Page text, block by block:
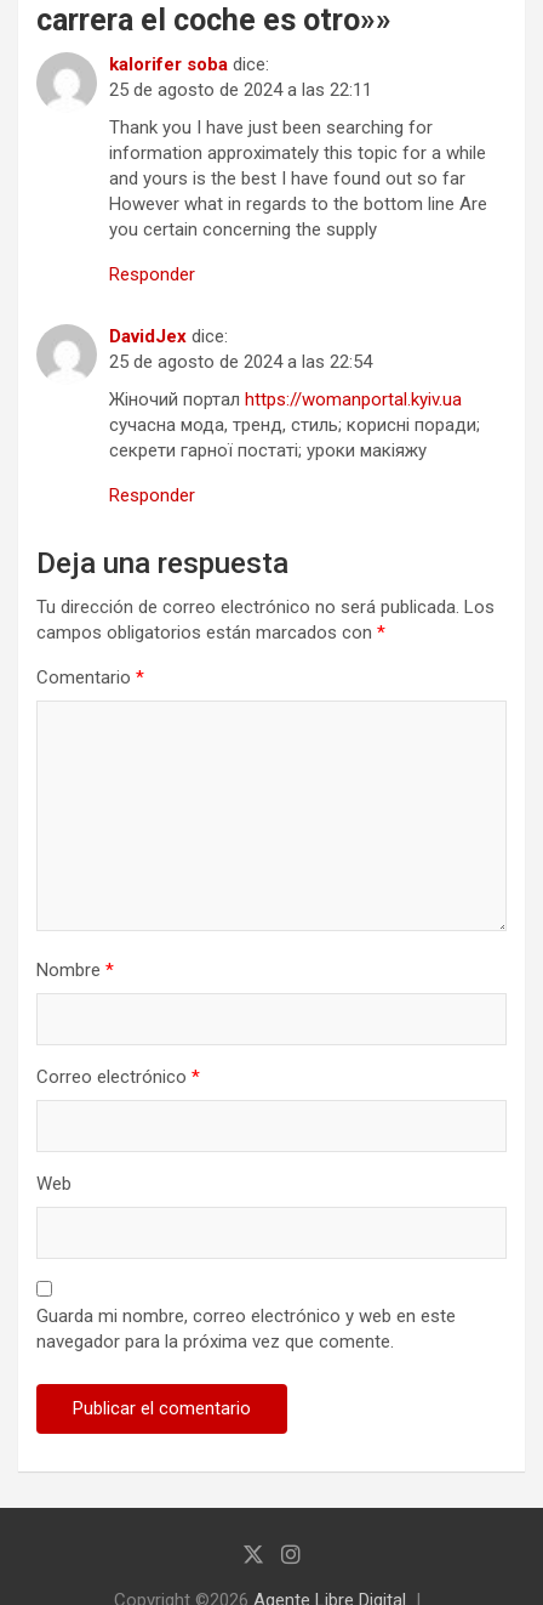
carrera el coche es otro»»
kalorifer soba dice:
25 de agosto de 2024 a las 22:11
Thank you I have just been searching for
information approximately this topic for a while
and yours is the best I have found out so far
However what in regards to the bottom line Are
you certain concerning the supply
Responder
DavidJex dice:
25 de agosto de 2024 a las 22:54
Жіночий портал https://womanportal.kyiv.ua
сучасна мода, тренд, стиль; корисні поради;
секрети гарної постаті; уроки макіяжу
Responder
Deja una respuesta
Tu dirección de correo electrónico no será publicada. Los
campos obligatorios están marcados con *
Comentario *
Nombre *
Correo electrónico *
Web
Guarda mi nombre, correo electrónico y web en este
navegador para la próxima vez que comente.
Copyright ©2026 Agente Libre Digital